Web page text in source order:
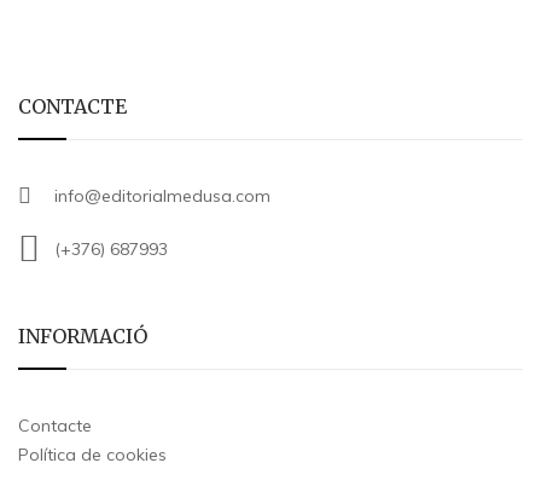
CONTACTE
info@editorialmedusa.com
(+376) 687993
INFORMACIÓ
Contacte
Política de cookies